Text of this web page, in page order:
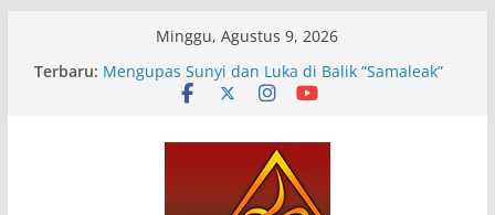
Minggu, Agustus 9, 2026
Terbaru: Pameran Lukisan Komunitas Patria Seni Rupa
Kota Blitar : Ketika “Bergerak” Menjadi Mantra
Mengupas Sunyi dan Luka di Balik “Samaleak”
Menjaga Marwah Seni dan Budaya: Catatan
Kunjungan Kerja Ir. Bambang Haryo Soekartono
(BHS) Anggota DPR RI ke Taman Budaya Jawa